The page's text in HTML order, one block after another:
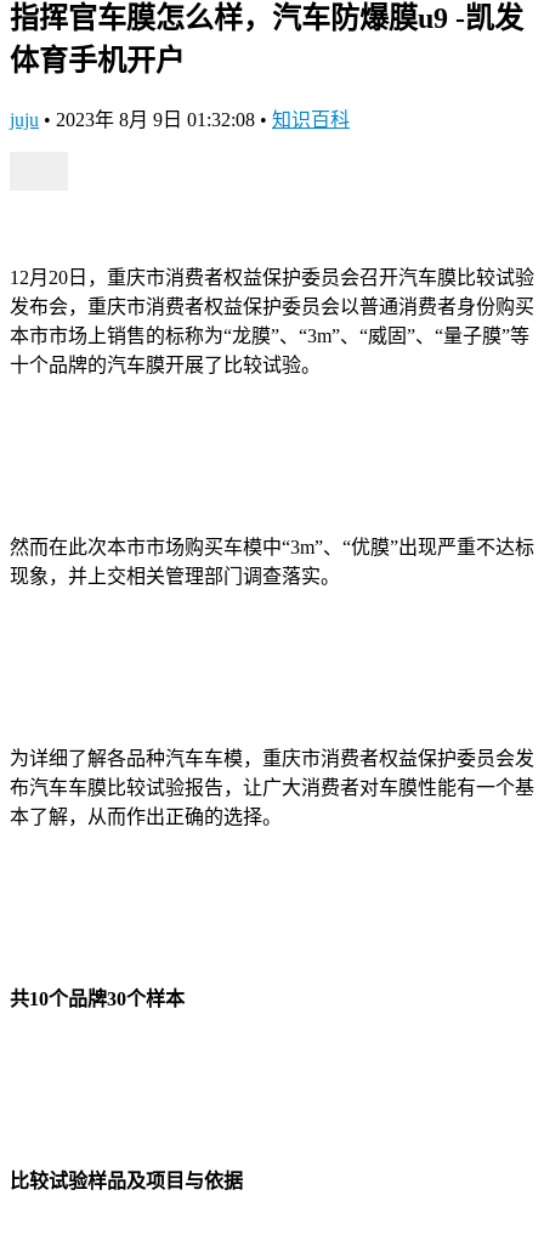
指挥官车膜怎么样，汽车防爆膜u9 -凯发
体育手机开户
juju • 2023年 8月 9日 01:32:08 • 知识百科
12月20日，重庆市消费者权益保护委员会召开汽车膜比较试验
发布会，重庆市消费者权益保护委员会以普通消费者身份购买
本市市场上销售的标称为“龙膜”、“3m”、“威固”、“量子膜”等
十个品牌的汽车膜开展了比较试验。
然而在此次本市市场购买车模中“3m”、“优膜”出现严重不达标
现象，并上交相关管理部门调查落实。
为详细了解各品种汽车车模，重庆市消费者权益保护委员会发
布汽车车膜比较试验报告，让广大消费者对车膜性能有一个基
本了解，从而作出正确的选择。
共10个品牌30个样本
比较试验样品及项目与依据